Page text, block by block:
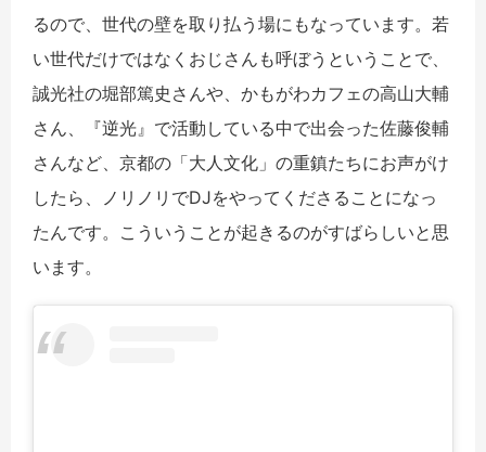
るので、世代の壁を取り払う場にもなっています。若
い世代だけではなくおじさんも呼ぼうということで、
誠光社の堀部篤史さんや、かもがわカフェの高山大輔
さん、『逆光』で活動している中で出会った佐藤俊輔
さんなど、京都の「大人文化」の重鎮たちにお声がけ
したら、ノリノリでDJをやってくださることになっ
たんです。こういうことが起きるのがすばらしいと思
います。